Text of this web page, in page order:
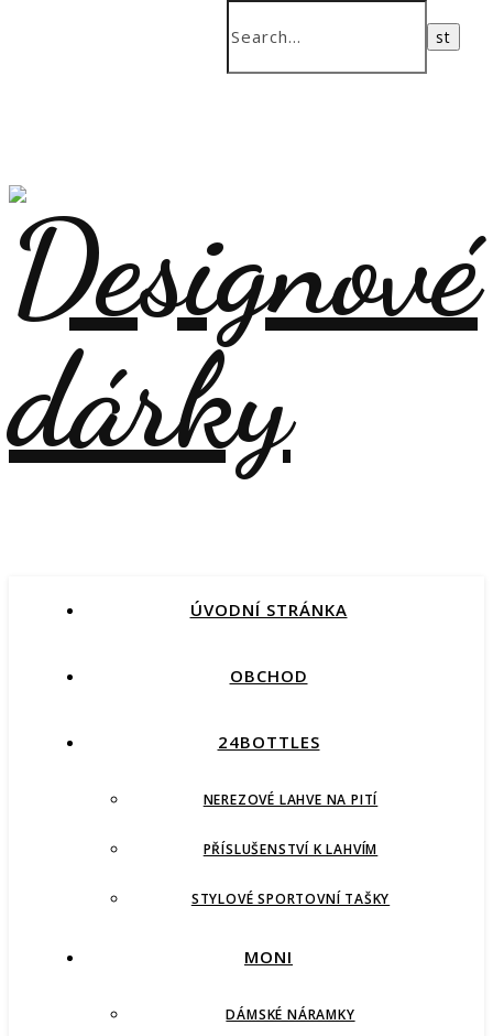
ÚVODNÍ STRÁNKA
OBCHOD
24BOTTLES
NEREZOVÉ LAHVE NA PITÍ
PŘÍSLUŠENSTVÍ K LAHVÍM
STYLOVÉ SPORTOVNÍ TAŠKY
MONI
DÁMSKÉ NÁRAMKY